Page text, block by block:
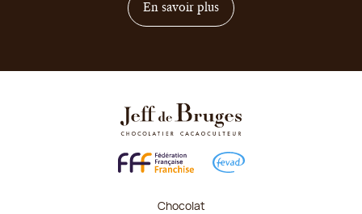
En savoir plussur comment devenir
Chocolat